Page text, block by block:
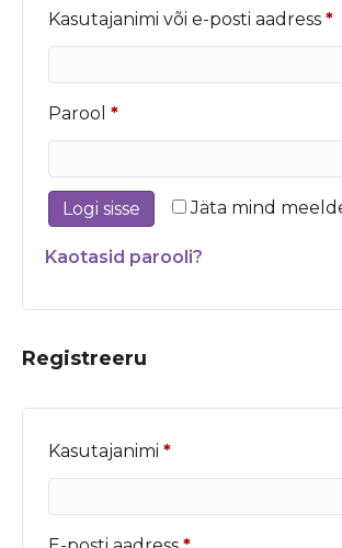
Kasutajanimi või e-posti aadress *
Parool *Nõutud
Jäta mind
Logi sisse
Kaotasid parooli?
Registreeru
Kasutajanimi *Nõutud